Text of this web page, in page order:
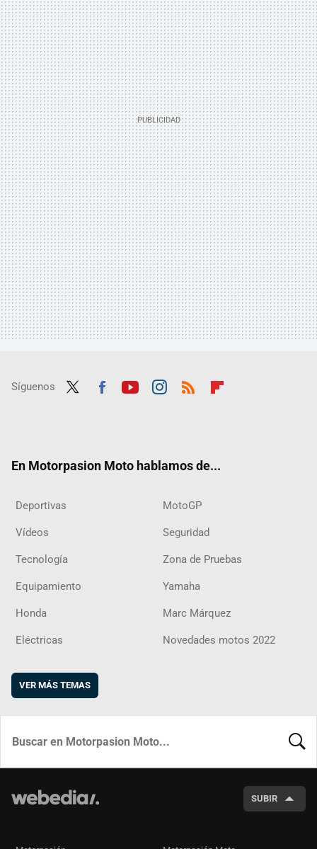
Síguenos
En Motorpasion Moto hablamos de...
Deportivas MotoGP
Vídeos Seguridad
Tecnología Zona de Pruebas
Equipamiento Yamaha
Honda Marc Márquez
Eléctricas Novedades motos 2022
VER MÁS TEMAS
SUBIR